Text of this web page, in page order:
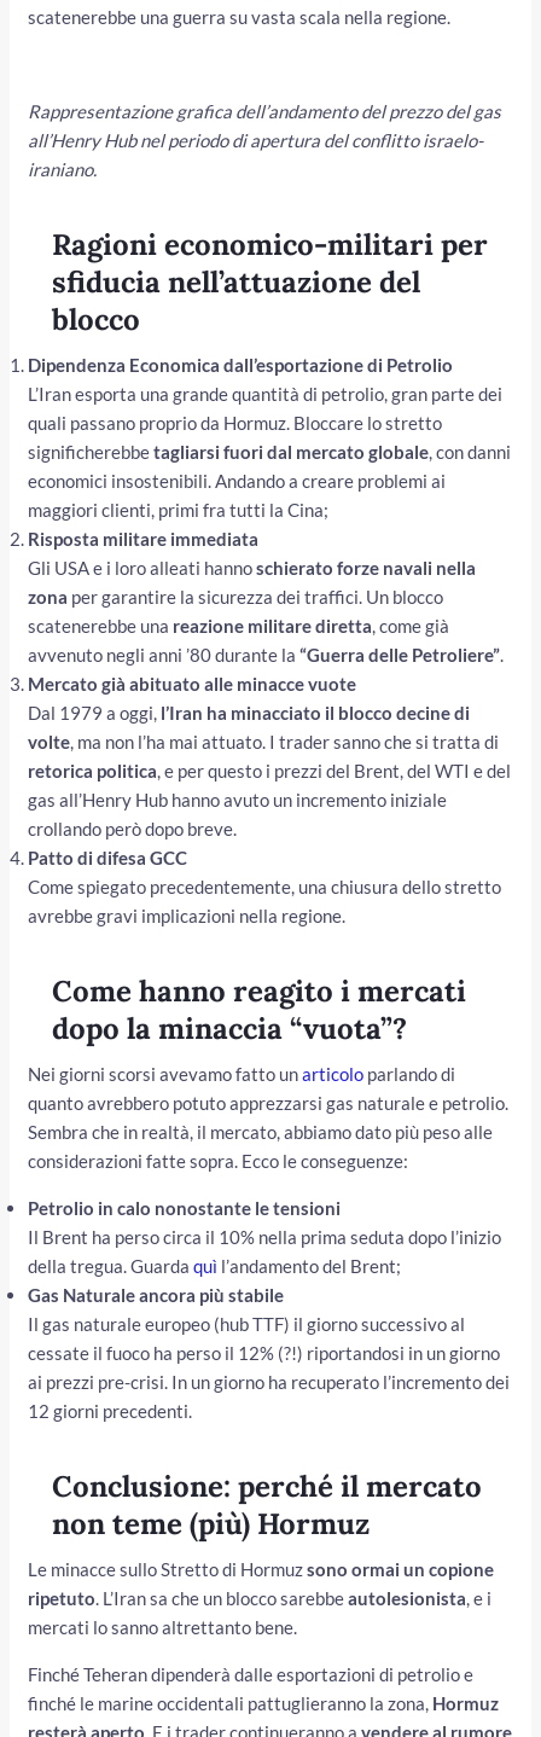
scatenerebbe una guerra su vasta scala nella regione.
Rappresentazione grafica dell’andamento del prezzo del gas
all’Henry Hub nel periodo di apertura del conflitto israelo-
iraniano.
Ragioni economico-militari per
sfiducia nell’attuazione del
blocco
Dipendenza Economica dall’esportazione di Petrolio
L’Iran esporta una grande quantità di petrolio, gran parte dei
quali passano proprio da Hormuz. Bloccare lo stretto
significherebbetagliarsi fuori dal mercato globale, con danni
economici insostenibili. Andando a creare problemi ai
maggiori clienti, primi fra tutti la Cina;
Risposta militare immediata
Gli USA e i loro alleati hannoschierato forze navali nella
zona per garantire la sicurezza dei traffici. Un blocco
scatenerebbe una reazione militare diretta, come già
avvenuto negli anni ’80 durante la“Guerra delle Petroliere”.
Mercato già abituato alle minacce vuote
Dal 1979 a oggi, l’Iran ha minacciato il blocco decine di
volte, ma non l’ha mai attuato. I trader sanno che si tratta di
retorica politica, e per questo i prezzi del Brent, del WTI e del
gas all’Henry Hub hanno avuto un incremento iniziale
crollando però dopo breve.
Patto di difesa GCC
Come spiegato precedentemente, una chiusura dello stretto
avrebbe gravi implicazioni nella regione.
Come hanno reagito i mercati
dopo la minaccia “vuota”?
Nei giorni scorsi avevamo fatto unarticolo parlando di
quanto avrebbero potuto apprezzarsi gas naturale e petrolio.
Sembra che in realtà, il mercato, abbiamo dato più peso alle
considerazioni fatte sopra. Ecco le conseguenze:
Petrolio in calo nonostante le tensioni
Il Brent ha perso circa il 10% nella prima seduta dopo l’inizio
della tregua. Guardaquì l’andamento del Brent;
Gas Naturale ancora più stabile
Il gas naturale europeo (hub TTF) il giorno successivo al
cessate il fuoco ha perso il 12% (?!) riportandosi in un giorno
ai prezzi pre-crisi. In un giorno ha recuperato l’incremento dei
12 giorni precedenti.
Conclusione: perché il mercato
non teme (più) Hormuz
Le minacce sullo Stretto di Hormuzsono ormai un copione
ripetuto. L’Iran sa che un blocco sarebbeautolesionista, e i
mercati lo sanno altrettanto bene.
Finché Teheran dipenderà dalle esportazioni di petrolio e
finché le marine occidentali pattuglieranno la zona, Hormuz
resterà aperto . E i trader continueranno avendere al rumore